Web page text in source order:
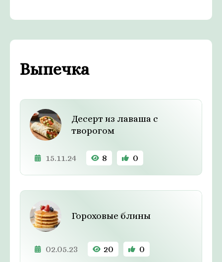
Выпечка
Десерт из лаваша с
творогом
15.11.24 8 0
Гороховые блины
02.05.23 20 0